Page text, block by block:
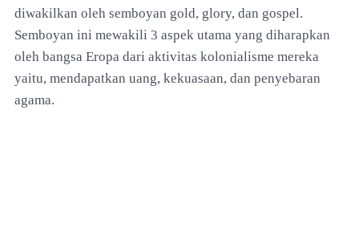
diwakilkan oleh semboyan gold, glory, dan gospel.
Semboyan ini mewakili 3 aspek utama yang diharapkan
oleh bangsa Eropa dari aktivitas kolonialisme mereka
yaitu, mendapatkan uang, kekuasaan, dan penyebaran
agama.